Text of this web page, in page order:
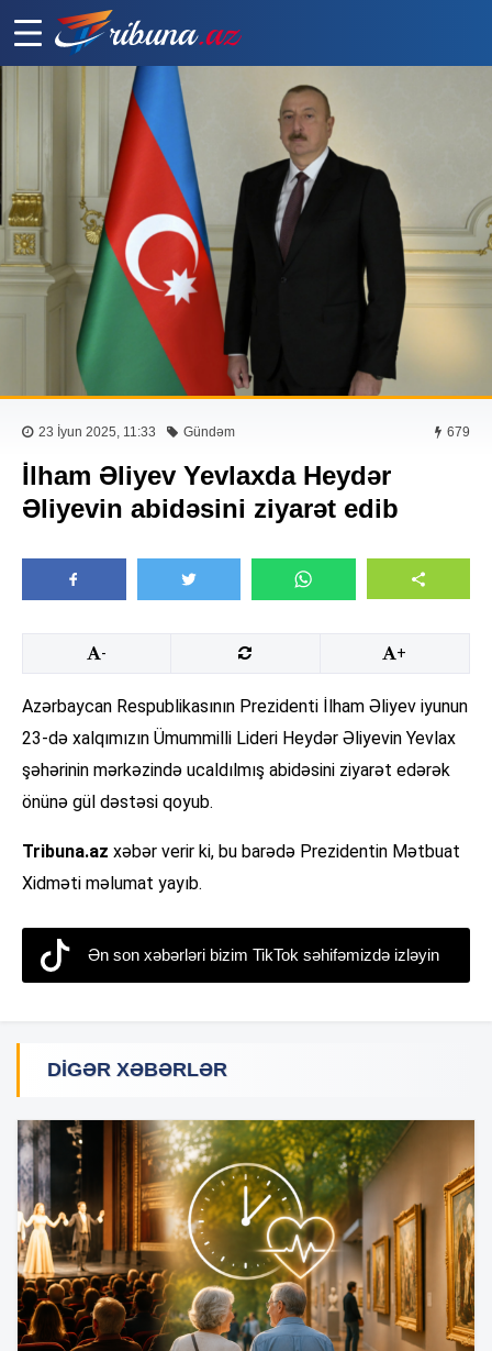
23 İyun 2025, 11:33 Gündəm 679
İlham Əliyev Yevlaxda Heydər
Əliyevin abidəsini ziyarət edib
- +
Azərbaycan Respublikasının Prezidenti İlham Əliyev iyunun
23-də xalqımızın Ümummilli Lideri Heydər Əliyevin Yevlax
şəhərinin mərkəzində ucaldılmış abidəsini ziyarət edərək
önünə gül dəstəsi qoyub.
Tribuna.az xəbər verir ki, bu barədə Prezidentin Mətbuat
Xidməti məlumat yayıb.
Ən son xəbərləri bizim TikTok səhifəmizdə izləyin
DIGƏR XƏBƏRLƏR